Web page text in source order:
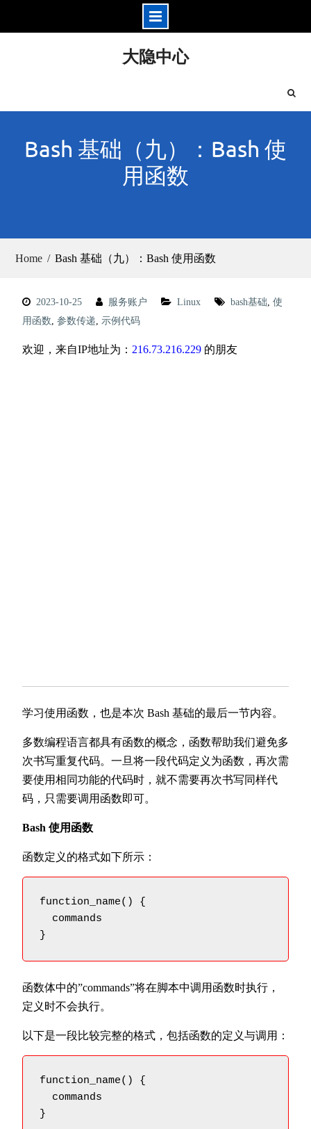
大隐中心
Bash 基础（九）：Bash 使
用函数
Home Bash 基础（九）：Bash 使用函数
2023-10-25 服务账户 Linux bash基础, 使
用函数, 参数传递, 示例代码
欢迎，来自IP地址为： 216.73.216.229的朋友
学习使用函数，也是本次 Bash 基础的最后一节内容。
多数编程语言都具有函数的概念，函数帮助我们避免多
次书写重复代码。一旦将一段代码定义为函数，再次需
要使用相同功能的代码时，就不需要再次书写同样代
码，只需要调用函数即可。
Bash 使用函数
函数定义的格式如下所示：
function_name() {
  commands
}
函数体中的”commands”将在脚本中调用函数时执行，
定义时不会执行。
以下是一段比较完整的格式，包括函数的定义与调用：
function_name() {
  commands
}